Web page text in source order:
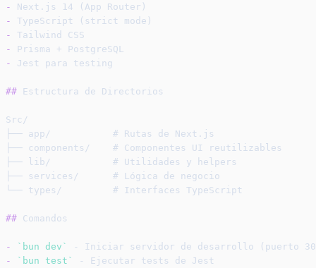
-
Next.js 14 (App Router)
-
TypeScript (strict mode)
-
Tailwind CSS
-
Prisma + PostgreSQL
-
Jest para testing
## Estructura de Directorios
Src/
├── app/           # Rutas de Next.js
├── components/    # Componentes UI reutilizables
├── lib/           # Utilidades y helpers
├── services/      # Lógica de negocio
└── types/         # Interfaces TypeScript
## Comandos
- `bun dev`
- Iniciar servidor de desarrollo (puerto
-
`bun test`
- Ejecutar tests de Jest